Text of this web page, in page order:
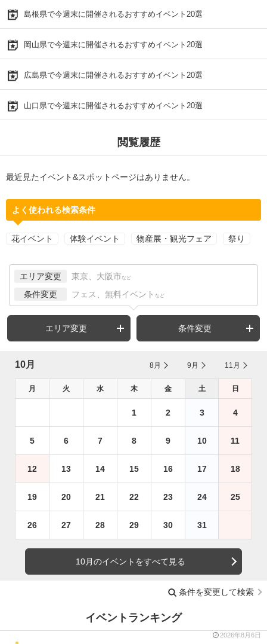
島根県で今週末に開催されるおすすめイベント20選
岡山県で今週末に開催されるおすすめイベント20選
広島県で今週末に開催されるおすすめイベント20選
山口県で今週末に開催されるおすすめイベント20選
閲覧履歴
最近見たイベント&スポットページはありません。
よく使われる検索条件
花イベント 体験イベント 物産展・観光フェア 祭り
エリア変更 東京、大阪市 など
条件変更 フェス、無料イベント など
エリア変更 条件変更
10月 8月 9月 11月
月 火 水 木 金 土 日
1 2 3 4
5 6 7 8 9 10 11
12 13 14 15 16 17 18
19 20 21 22 23 24 25
26 27 28 29 30 31
10月のイベントをすべて見る
条件を変更して検索
イベントランキング
2026年8月6日